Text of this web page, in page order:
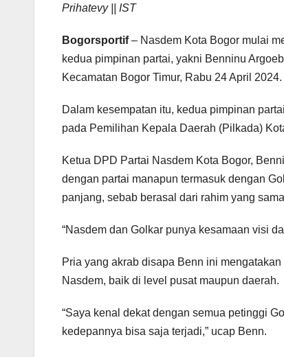
Prihatevy || IST
Bogorsportif– Nasdem Kota Bogor mulai
kedua pimpinan partai, yakni Benninu
Kecamatan Bogor Timur, Rabu 24 April 2024.
Dalam kesempatan itu, kedua pimpinan
pada Pemilihan Kepala Daerah (Pilkada)
Ketua DPD Partai Nasdem Kota Bogor,
dengan partai manapun termasuk dengan
panjang, sebab berasal dari rahim yang
“Nasdem dan Golkar punya kesamaan visi
Pria yang akrab disapa Benn ini
Nasdem, baik di level pusat maupun daerah.
“Saya kenal dekat dengan semua petinggi
kedepannya bisa saja terjadi,” ucap Benn.